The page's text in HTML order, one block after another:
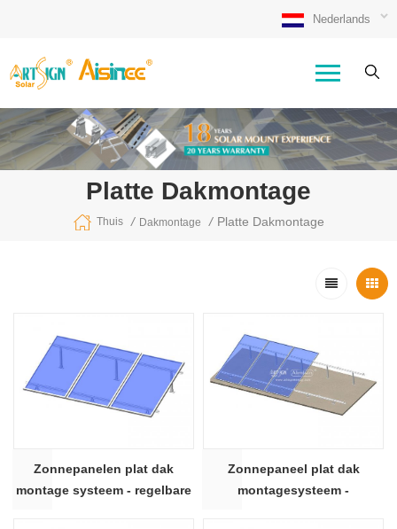
Nederlands
Platte Dakmontage
Thuis / Dakmontage / Platte Dakmontage
Zonnepanelen plat dak
montage systeem - regelbare
Zonnepaneel plat dak
montagesysteem -